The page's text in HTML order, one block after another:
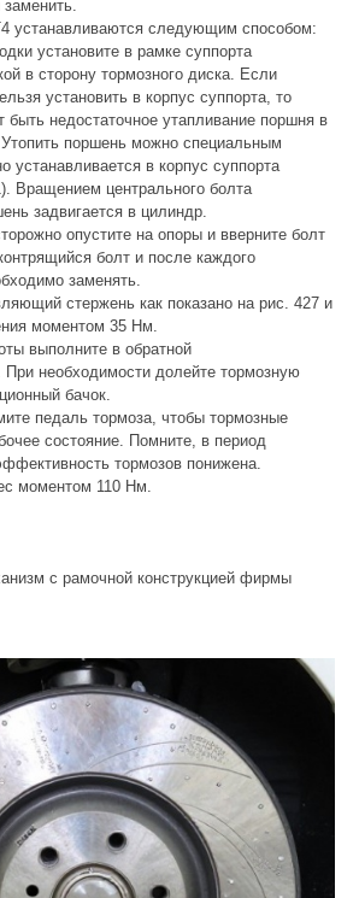
устанавливаются следующим способом:
установите в рамке суппорта
в сторону тормозного диска. Если
установить в корпус суппорта, то
быть недостаточное утапливание поршня в
поршень можно специальным
устанавливается в корпус суппорта
Вращением центрального болта
задвигается в цилиндр.
опустите на опоры и вверните болт
болт и после каждого
заменять.
стержень как показано на рис. 427 и
моментом 35 Нм.
выполните в обратной
При необходимости долейте тормозную
бачок.
педаль тормоза, чтобы тормозные
состояние. Помните, в период
тормозов понижена.
моментом 110 Нм.
с рамочной конструкцией фирмы